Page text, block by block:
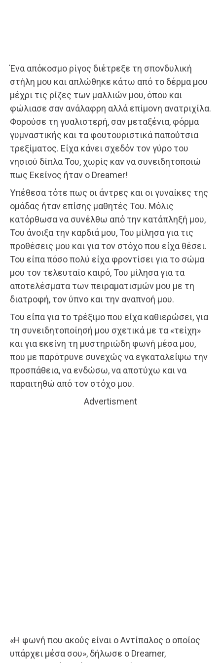
Ένα απόκοσμο ρίγος διέτρεξε τη σπονδυλική
στήλη μου και απλώθηκε κάτω από το δέρμα μου
μέχρι τις ρίζες των μαλλιών μου, όπου και
φώλιασε σαν ανάλαφρη αλλά επίμονη ανατριχίλα.
Φορούσε τη γυαλιστερή, σαν μεταξένια, φόρμα
γυμναστικής και τα φουτουριστικά παπούτσια
τρεξίματος. Είχα κάνει σχεδόν τον γύρο του
νησιού δίπλα Του, χωρίς καν να συνειδητοποιώ
πως Εκείνος ήταν ο Dreamer!
Υπέθεσα τότε πως οι άντρες και οι γυναίκες της
ομάδας ήταν επίσης μαθητές Του. Μόλις
κατόρθωσα να συνέλθω από την κατάπληξή μου,
Του άνοιξα την καρδιά μου, Του μίλησα για τις
προθέσεις μου και για τον στόχο που είχα θέσει.
Του είπα πόσο πολύ είχα φροντίσει για το σώμα
μου τον τελευταίο καιρό, Του μίλησα για τα
αποτελέσματα των πειραματισμών μου με τη
διατροφή, τον ύπνο και την αναπνοή μου.
Του είπα για το τρέξιμο που είχα καθιερώσει, για
τη συνειδητοποίησή μου σχετικά με τα «τείχη»
και για εκείνη τη μυστηριώδη φωνή μέσα μου,
που με παρότρυνε συνεχώς να εγκαταλείψω την
προσπάθεια, να ενδώσω, να αποτύχω και να
παραιτηθώ από τον στόχο μου.
Advertisment
«Η φωνή που ακούς είναι ο Αντίπαλος ο οποίος
υπάρχει μέσα σου», δήλωσε ο Dreamer,